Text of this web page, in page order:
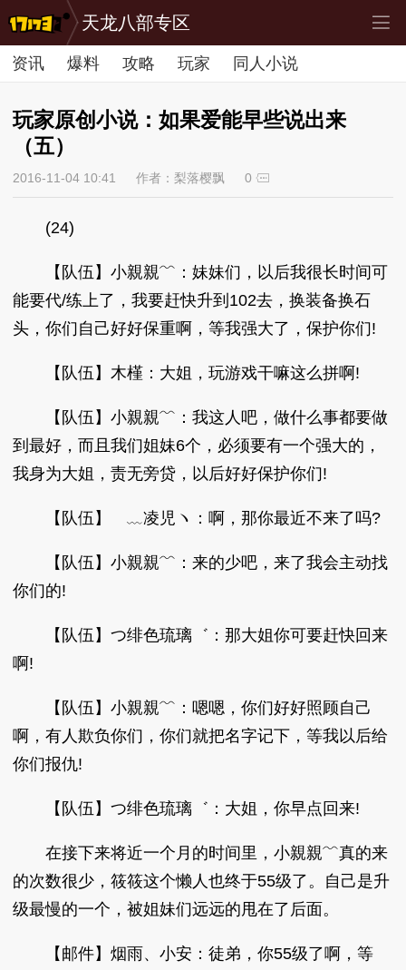
天龙八部专区
资讯 爆料 攻略 玩家 同人小说
玩家原创小说：如果爱能早些说出来
（五）
2016-11-04 10:41 作者：梨落樱飘 0
(24)
【队伍】小親親﹌：妹妹们，以后我很长时间可
能要代/练上了，我要赶快升到102去，换装备换石
头，你们自己好好保重啊，等我强大了，保护你们!
【队伍】木槿：大姐，玩游戏干嘛这么拼啊!
【队伍】小親親﹌：我这人吧，做什么事都要做
到最好，而且我们姐妹6个，必须要有一个强大的，
我身为大姐，责无旁贷，以后好好保护你们!
【队伍】ゞ﹏凌児ヽ：啊，那你最近不来了吗?
【队伍】小親親﹌：来的少吧，来了我会主动找
你们的!
【队伍】つ绯色琉璃゛：那大姐你可要赶快回来
啊!
【队伍】小親親﹌：嗯嗯，你们好好照顾自己
啊，有人欺负你们，你们就把名字记下，等我以后给
你们报仇!
【队伍】つ绯色琉璃゛：大姐，你早点回来!
在接下来将近一个月的时间里，小親親﹌真的来
的次数很少，筱筱这个懒人也终于55级了。自己是升
级最慢的一个，被姐妹们远远的甩在了后面。
【邮件】烟雨、小安：徒弟，你55级了啊，等